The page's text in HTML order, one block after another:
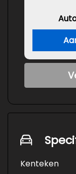
Kenteken